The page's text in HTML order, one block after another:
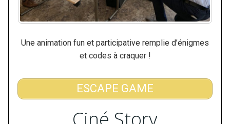
Une animation fun et participative remplie d’énigmes
et codes à craquer !
ESCAPE GAME
Ciné Story